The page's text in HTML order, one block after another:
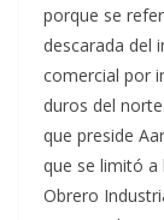
porque se
descarada del
comercial por
duros del
que preside
que se limitó a
Obrero